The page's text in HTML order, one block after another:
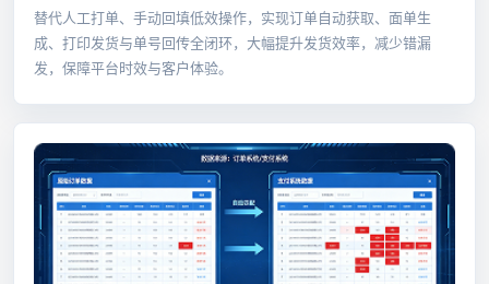
替代人工打单、手动回填低效操作，实现订单自动获取、面单生
成、打印发货与单号回传全闭环，大幅提升发货效率，减少错漏
发，保障平台时效与客户体验。